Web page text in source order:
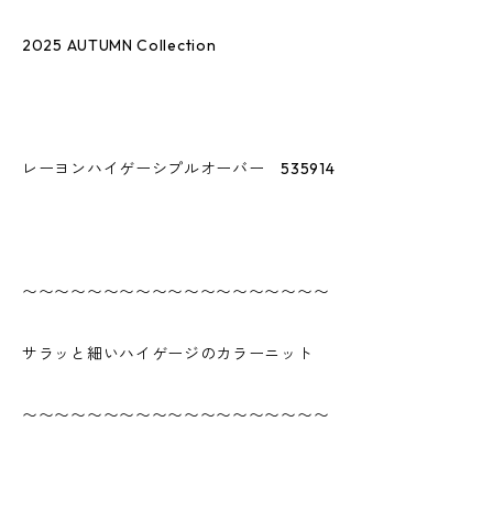
2025 AUTUMN Collection
レーヨンハイゲーシプルオーバー 535914
〜〜〜〜〜〜〜〜〜〜〜〜〜〜〜〜〜〜〜
サラッと細いハイゲージのカラーニット
〜〜〜〜〜〜〜〜〜〜〜〜〜〜〜〜〜〜〜